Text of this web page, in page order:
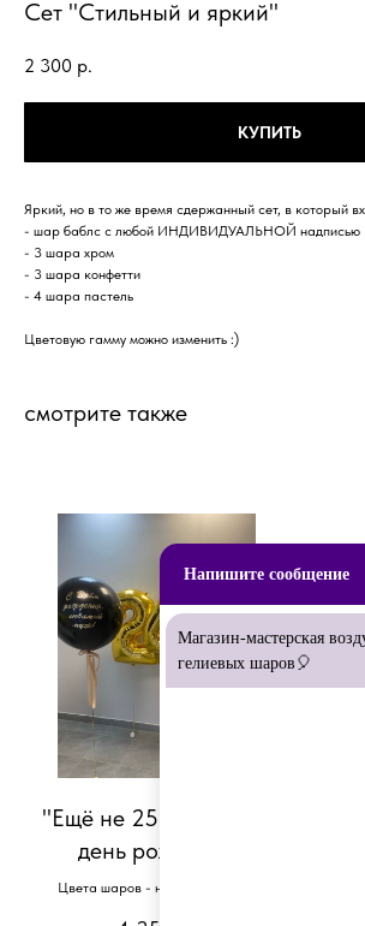
Сет "Стильный и яркий"
2 300 р.
КУПИТЬ
Яркий, но в то же время сдержанный сет, в который
- шар баблс с любой ИНДИВИДУАЛЬНОЙ надписью
- 3 шара хром
- 3 шара конфетти
- 4 шара пастель
Цветовую гамму можно изменить :)
смотрите также
"Ещё не 25!" шары на
день рождения
Цвета шаров - на ваш выбор :)
Напишите сообщение
Магазин-мастерская
гелиевых шаров🎈